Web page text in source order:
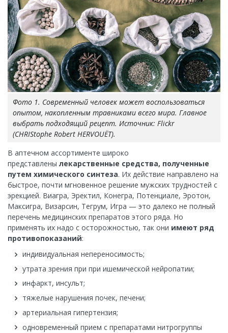
Фото 1. Современный человек может воспользоваться
опытом, накопленным травниками всего мира. Главное
выбрать подходящий рецепт. Источник: Flickr
(CHRIStophe Robert HERVOUËT).
В аптечном ассортименте широко
представлены лекарственные средства, полученные
путем химического синтеза. Их действие направлено на
быстрое, почти мгновенное решение мужских трудностей с
эрекцией. Виагра, Эректил, Конегра, Потенциале, Эротон,
Максигра, Визарсин, Тегрум, Игра — это далеко не полный
перечень медицинских препаратов этого ряда. Но
применять их надо с осторожностью, так они имеют ряд
противопоказаний:
индивидуальная непереносимость;
утрата зрения при при ишемической нейропатии;
инфаркт, инсульт;
тяжелые нарушения почек, печени;
артериальная гипертензия;
одновременный прием с препаратами нитрогруппы